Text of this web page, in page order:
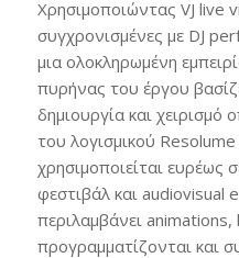
Χρησιμοποιώντας VJ live
συγχρονισμένες με DJ
μια ολοκληρωμένη
πυρήνας του έργου
δημιουργία και χειρισμό
του λογισμικού
χρησιμοποιείται ευρέως
φεστιβάλ και audiovisual
περιλαμβάνει
προγραμματίζονται και